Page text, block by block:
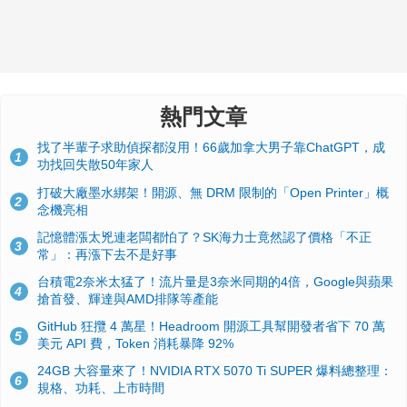
熱門文章
1
找了半輩子求助偵探都沒用！66歲加拿大男子靠ChatGPT，成
功找回失散50年家人
2
打破大廠墨水綁架！開源、無 DRM 限制的「Open Printer」概
念機亮相
3
記憶體漲太兇連老闆都怕了？SK海力士竟然認了價格「不正
常」：再漲下去不是好事
4
台積電2奈米太猛了！流片量是3奈米同期的4倍，Google與蘋果
搶首發、輝達與AMD排隊等產能
5
GitHub 狂攬 4 萬星！Headroom 開源工具幫開發者省下 70 萬
美元 API 費，Token 消耗暴降 92%
6
24GB 大容量來了！NVIDIA RTX 5070 Ti SUPER 爆料總整理：
規格、功耗、上市時間